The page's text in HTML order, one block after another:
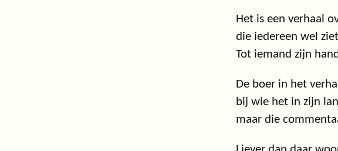
Het is een verhaal
die iedereen wel
Tot iemand zijn
De boer in het
bij wie het in zijn
maar die